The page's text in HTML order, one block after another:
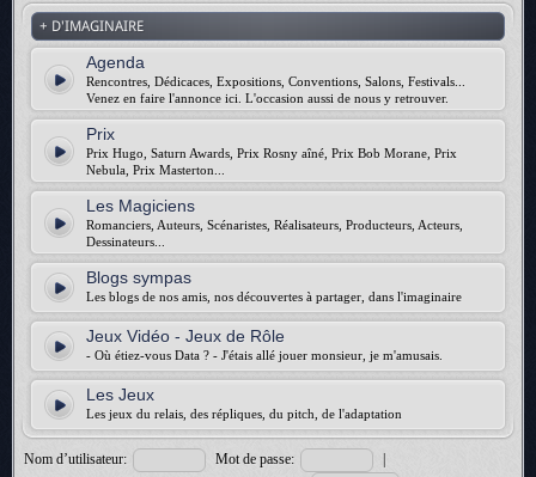
+ D'IMAGINAIRE
Agenda
Rencontres, Dédicaces, Expositions, Conventions, Salons, Festivals...
Venez en faire l'annonce ici. L'occasion aussi de nous y retrouver.
Prix
Prix Hugo, Saturn Awards, Prix Rosny aîné, Prix Bob Morane, Prix
Nebula, Prix Masterton...
Les Magiciens
Romanciers, Auteurs, Scénaristes, Réalisateurs, Producteurs, Acteurs,
Dessinateurs...
Blogs sympas
Les blogs de nos amis, nos découvertes à partager, dans l'imaginaire
Jeux Vidéo - Jeux de Rôle
- Où étiez-vous Data ? - J'étais allé jouer monsieur, je m'amusais.
Les Jeux
Les jeux du relais, des répliques, du pitch, de l'adaptation
Nom d’utilisateur: Mot de passe:
|